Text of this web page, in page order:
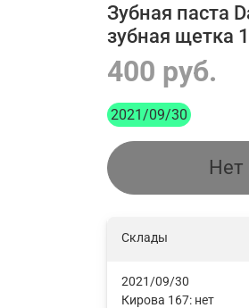
Зубная паста
зубная щетка
400 руб.
Нет
Склады
2021/09/30
Кирова 167: нет
2021/09/30